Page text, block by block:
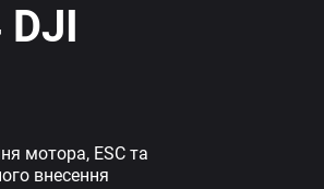
мотора, ESC та
внесення